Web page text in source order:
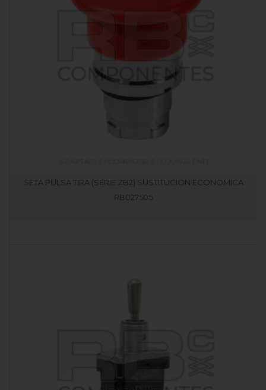
SETA PULSA TIRA (SERIE ZB2) SUSTITUCION ECONOMICA
RB027505